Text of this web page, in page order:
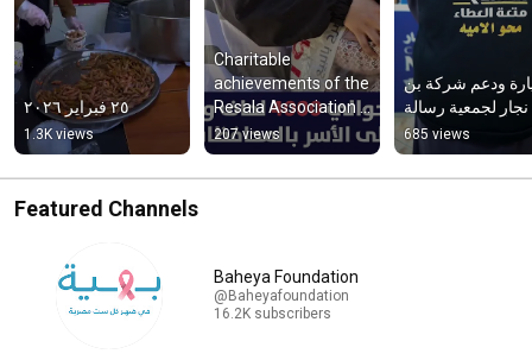
٢٥ فبراير ٢٠٢٦
1.3K views
Charitable
achievements of the
Resala Association
2025
207 views
ودعم شركة بن
685 views
Featured Channels
Baheya Foundation
@Baheyafoundation
16.2K subscribers